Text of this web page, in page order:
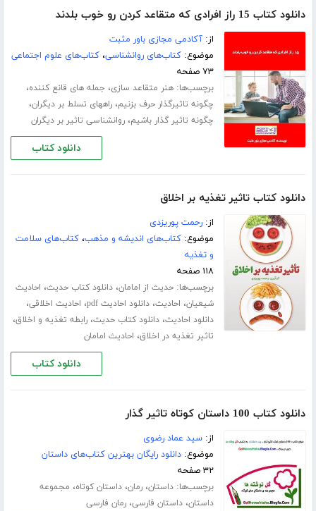
دانلود کتاب 15 راز افرادی که متقاعد کردن رو خوب بلدند
از:آکادمی مجازی باور مثبت
موضوع:کتاب‌های روانشناسی،کتاب‌های علوم اجتماعی
۷۳ صفحه
برچسب‌ها:هنر متقاعد سازی، جمله های قانع کننده،
چگونه تاثیرگذار حرف بزنیم،راههای تسلط بر دیگران،
چگونه تاثیر گذار باشیم،روانشناسی تاثیر بر دیگران
دانلود کتاب
دانلود کتاب تاثیر تغذیه بر اخلاق
از:رحمت پوریزدی
موضوع:کتاب‌های اندیشه و مذهب،کتاب‌های سلامت
و تغذیه
۱۱۸ صفحه
برچسب‌ها:حدیث از امامان،دانلود کتاب حدیث، احادیث
شیعیان، احادیث،دانلود احادیث pdf ، احادیث اخلاقی،
دانلود احادیث،دانلود کتاب حدیث،رابطه تغذیه و اخلاق،
تاثیر تغذیه در اخلاق، احادیث امامان
دانلود کتاب
دانلود کتاب 100 داستان کوتاه تاثیر گذار
از:سید عماد رضوی
موضوع:دانلود رایگان بهترین کتاب‌های داستان
۳۲ صفحه
برچسب‌ها:داستان،رمان،داستان کوتاه، مجموعه
داستان،داستان فارسی،رمان فارسی